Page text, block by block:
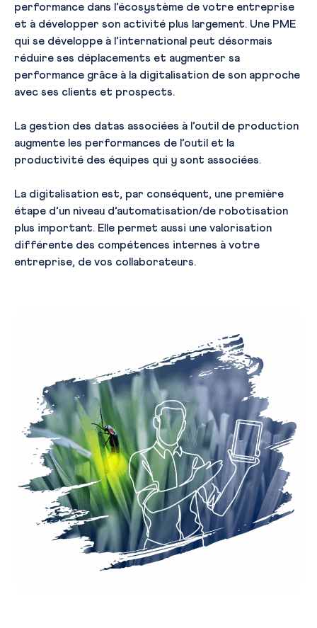
performance dans l’écosystème de votre entreprise
et à développer son activité plus largement. Une PME
qui se développe à l’international peut désormais
réduire ses déplacements et augmenter sa
performance grâce à la digitalisation de son approche
avec ses clients et prospects.
La gestion des datas associées à l’outil de production
augmente les performances de l’outil et la
productivité des équipes qui y sont associées.
La digitalisation est, par conséquent, une première
étape d’un niveau d’automatisation/de robotisation
plus important. Elle permet aussi une valorisation
différente des compétences internes à votre
entreprise, de vos collaborateurs.